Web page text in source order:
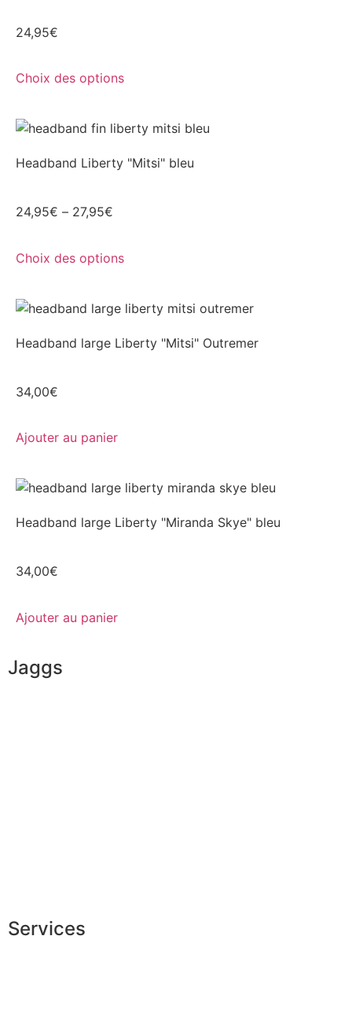
24,95€
Choix des options
Headband Liberty "Mitsi" bleu
24,95€ – 27,95€
Choix des options
Headband large Liberty "Mitsi" Outremer
34,00€
Ajouter au panier
Headband large Liberty "Miranda Skye" bleu
34,00€
Ajouter au panier
Jaggs
Services